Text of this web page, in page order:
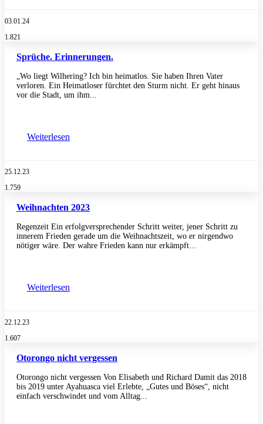
03.01.24
1.821
Sprüche. Erinnerungen.
„Wo liegt Wilhering? Ich bin heimatlos. Sie haben Ihren Vater
verloren. Ein Heimatloser fürchtet den Sturm nicht. Er geht hinaus
vor die Stadt, um ihm...
Weiterlesen
25.12.23
1.759
Weihnachten 2023
Regenzeit Ein erfolgversprechender Schritt weiter, jener Schritt zu
innerem Frieden gerade um die Weihnachtszeit, wo er nirgendwo
nötiger wäre. Der wahre Frieden kann nur erkämpft...
Weiterlesen
22.12.23
1.607
Otorongo nicht vergessen
Otorongo nicht vergessen Von Elisabeth und Richard Damit das 2018
bis 2019 unter Ayahuasca viel Erlebte, „Gutes und Böses“, nicht
einfach verschwindet und vom Alltag...